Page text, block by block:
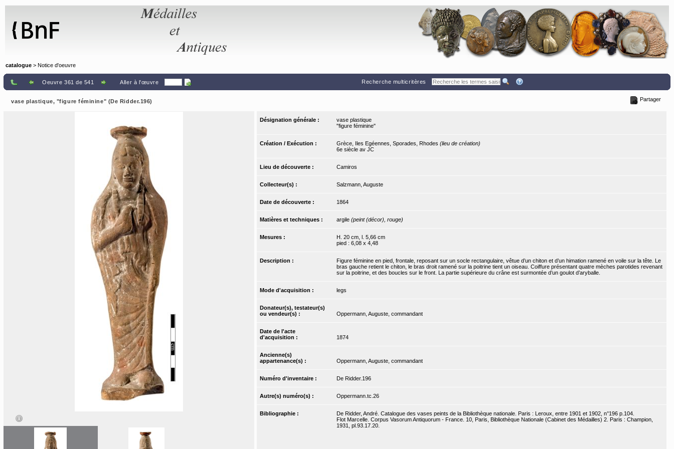
catalogue > Notice d'oeuvre
Oeuvre 361 de 541 Aller à l'œuvre Recherche multicritères
vase plastique, "figure féminine" (De Ridder.196) Partager
Désignation générale :
vase plastique
"figure féminine"
Création / Exécution : Grèce, Iles Egéennes, Sporades, Rhodes (lieu de création)
6e siècle av JC
Lieu de découverte : Camiros
Collecteur(s) : Salzmann, Auguste
Date de découverte : 1864
Matières et techniques : argile (peint (décor), rouge)
Mesures :
H. 20 cm, l. 5,66 cm
pied : 6,08 x 4,48
Description :
Figure féminine en pied, frontale, reposant sur un socle rectangulaire, vêtue d’un chiton et d’un himation ramené en voile sur la tête. Le
bras gauche retient le chiton, le bras droit ramené sur la poitrine tient un oiseau. Coiffure présentant quatre mèches parotides revenant
sur la poitrine, et des boucles sur le front. La partie supérieure du crâne est surmontée d’un goulot d’aryballe.
Mode d'acquisition : legs
Donateur(s), testateur(s)
ou vendeur(s) :
Oppermann, Auguste, commandant
Date de l'acte
d'acquisition :
1874
Ancienne(s)
appartenance(s) :
Oppermann, Auguste, commandant
Numéro d'inventaire : De Ridder.196
Autre(s) numéro(s) : Oppermann.tc.26
Bibliographie :
De Ridder, André. Catalogue des vases peints de la Bibliothèque nationale. Paris : Leroux, entre 1901 et 1902, n°196 p.104.
Flot Marcelle. Corpus Vasorum Antiquorum - France. 10, Paris, Bibliothèque Nationale (Cabinet des Médailles) 2. Paris : Champion,
1931, pl.93.17.20.